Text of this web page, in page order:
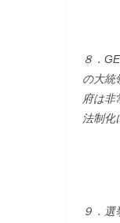
８．
の大統
府は非
法制化
９．